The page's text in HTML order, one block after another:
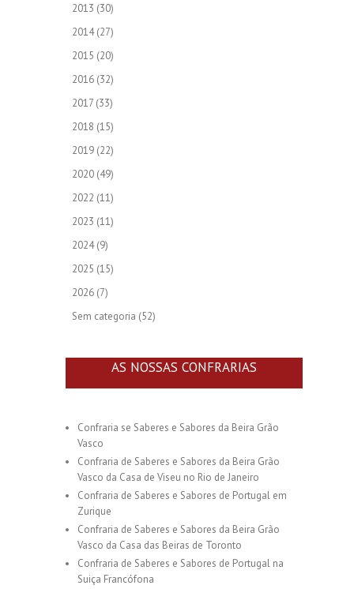
2013 (30)
2014(27)
2015 (20)
2016 (32)
2017 (33)
2018 (15)
2019 (22)
2020 (49)
2022 (11)
2023 (11)
2024(9)
2025 (15)
2026 (7)
Sem categoria (52)
AS NOSSAS CONFRARIAS
Confraria se Saberes e Sabores da Beira Grão
Vasco
Confraria de Saberes e Sabores da Beira Grão
Vasco da Casa de Viseu no Rio de Janeiro
Confraria de Saberes e Sabores de Portugal em
Zurique
Confraria de Saberes e Sabores da Beira Grão
Vasco da Casa das Beiras de Toronto
Confraria de Saberes e Sabores de Portugal na
Suiça Francófona